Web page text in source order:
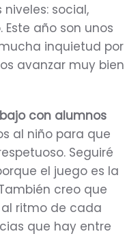
social,
año son unos
inquietud por
avanzar muy bien
con alumnos
al niño para que
Seguiré
el juego es la
creo que
ritmo de cada
que hay entre